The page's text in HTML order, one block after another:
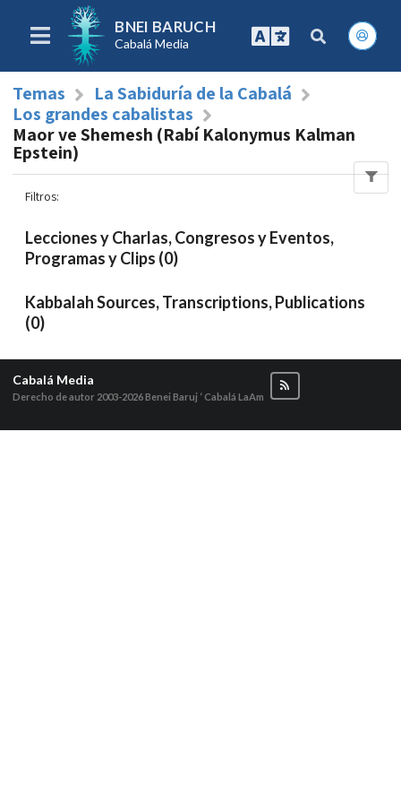
BNEI BARUCH
Cabalá Media
Temas
La Sabiduría de la Cabalá
Los grandes cabalistas
Maor ve Shemesh (Rabí Kalonymus Kalman
Epstein)
Filtros:
Lecciones y Charlas, Congresos y Eventos,
Programas y Clips (0)
Kabbalah Sources, Transcriptions, Publications
(0)
Cabalá Media
Derecho de autor 2003-2026Benei Baruj ‘ Cabalá LaAm